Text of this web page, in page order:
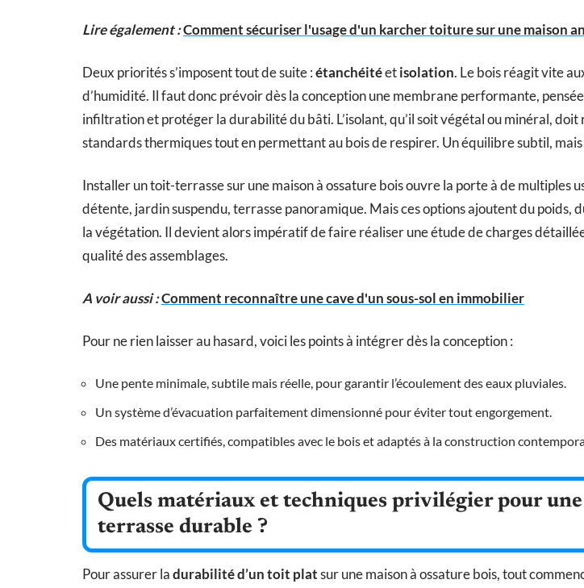
Lire également :Comment sécuriser l'usage d'un karcher toiture sur une maison
Deux priorités s’imposent tout de suite :étanchéitéetisolation. Le bois réagit vite
d’humidité. Il faut donc prévoir dès la conception une membrane performante,
infiltration et protéger la durabilité du bâti. L’isolant, qu’il soit végétal ou minéral, doit
standards thermiques tout en permettant au bois de respirer. Un équilibre subtil,
Installer un toit-terrasse sur une maison à ossature bois ouvre la porte à de multiples
détente, jardin suspendu, terrasse panoramique. Mais ces options ajoutent du poids,
la végétation. Il devient alors impératif de faire réaliser une étude de charges
qualité des assemblages.
A voir aussi :Comment reconnaître une cave d'un sous-sol en immobilier
Pour ne rien laisser au hasard, voici les points à intégrer dès la conception :
Une pente minimale, subtile mais réelle, pour garantir l’écoulement des eaux pluviales.
Un système d’évacuation parfaitement dimensionné pour éviter tout engorgement.
Des matériaux certifiés, compatibles avec le bois et adaptés à la construction
Quels matériaux et techniques privilégier pour
terrasse durable ?
Pour assurer ladurabilité d’un toit platsur une maison à ossature bois, tout